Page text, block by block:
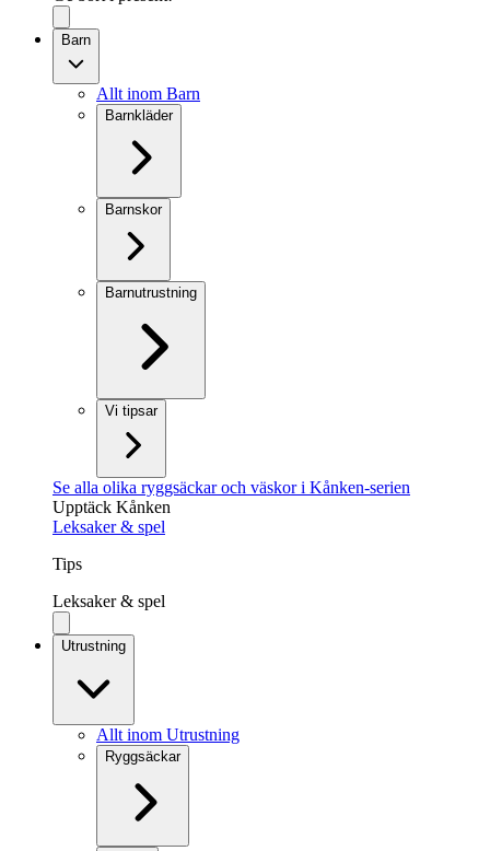
Barn
Allt inom Barn
Barnkläder
Barnskor
Barnutrustning
Vi tipsar
Se alla olika ryggsäckar och väskor i Kånken-serien
Upptäck Kånken
Leksaker & spel
Tips
Leksaker & spel
Utrustning
Allt inom Utrustning
Ryggsäckar